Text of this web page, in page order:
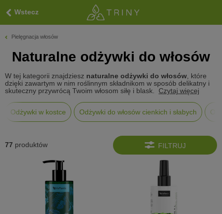
Wstecz
Pielęgnacja włosów
Naturalne odżywki do włosów
W tej kategorii znajdziesz naturalne odżywki do włosów, które
dzięki zawartym w nim roślinnym składnikom w sposób delikatny i
skuteczny przywrócą Twoim włosom siłę i blask. Czytaj więcej
Odżywki w kostce Odżywki do włosów cienkich i słabych
FILTRUJ
77 produktów